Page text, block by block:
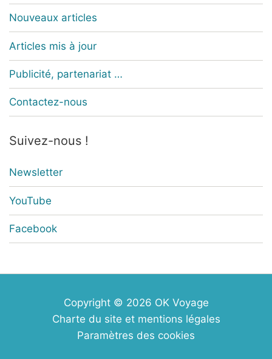
Nouveaux articles
Articles mis à jour
Publicité, partenariat …
Contactez-nous
Suivez-nous !
Newsletter
YouTube
Facebook
Copyright © 2026 OK Voyage
Charte du site et mentions légales
Paramètres des cookies